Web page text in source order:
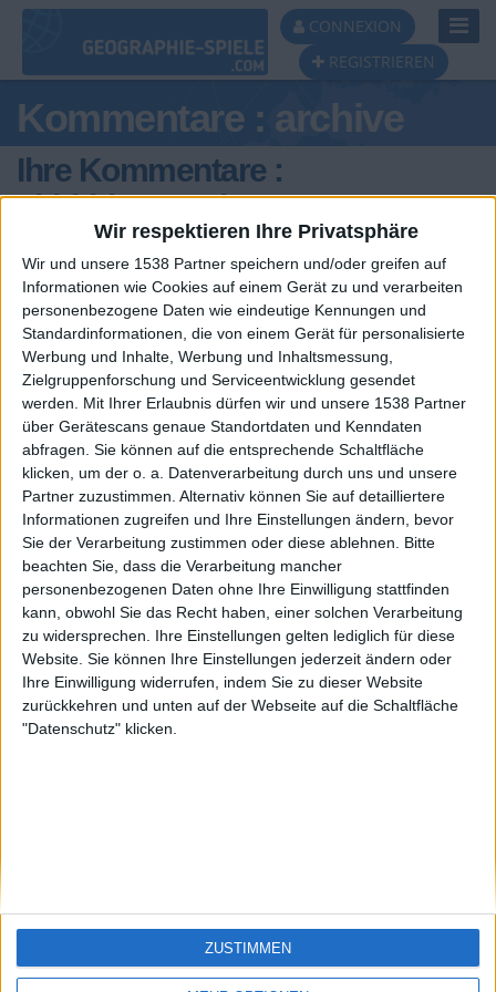
Wir respektieren Ihre Privatsphäre
Wir und unsere 1538 Partner speichern und/oder greifen auf
Informationen wie Cookies auf einem Gerät zu und verarbeiten
personenbezogene Daten wie eindeutige Kennungen und
Standardinformationen, die von einem Gerät für personalisierte
Werbung und Inhalte, Werbung und Inhaltsmessung,
Zielgruppenforschung und Serviceentwicklung gesendet
werden. Mit Ihrer Erlaubnis dürfen wir und unsere 1538 Partner
über Gerätescans genaue Standortdaten und Kenndaten
abfragen. Sie können auf die entsprechende Schaltfläche
klicken, um der o. a. Datenverarbeitung durch uns und unsere
Partner zuzustimmen. Alternativ können Sie auf detailliertere
Informationen zugreifen und Ihre Einstellungen ändern, bevor
Sie der Verarbeitung zustimmen oder diese ablehnen. Bitte
beachten Sie, dass die Verarbeitung mancher
personenbezogenen Daten ohne Ihre Einwilligung stattfinden
kann, obwohl Sie das Recht haben, einer solchen Verarbeitung
zu widersprechen. Ihre Einstellungen gelten lediglich für diese
Website. Sie können Ihre Einstellungen jederzeit ändern oder
Ihre Einwilligung widerrufen, indem Sie zu dieser Website
zurückkehren und unten auf der Webseite auf die Schaltfläche
"Datenschutz" klicken.
ZUSTIMMEN
CONNEXION
REGISTRIEREN
Kommentare : archive
Ihre Kommentare :
ahhhhhsawenia
ahhhhhsawenia
227
vor 2 Jahren
victor ist gay mit filip
Ein problem oder einen Fehler melden
juegos-geograficos.com
Schutz personenbezogener
SiteMap
🇺🇸 We noticed you’re visiting
from an English-speaking
country
Join our American version now and be
among the firsts to submit your score
on our leaderboards!
Let's visit GeoHeroes.com!